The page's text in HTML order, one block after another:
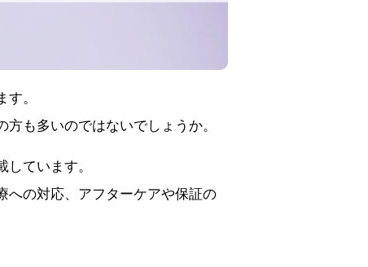
。
も多いのではないでしょうか。
ています。
への対応、アフターケアや保証の